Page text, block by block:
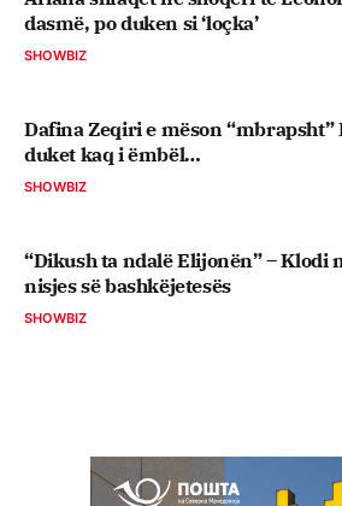
dasmë, po duken si ‘loçka’
SHOWBIZ
Dafina Zeqiri e mëson “mbrapsht”
duket kaq i ëmbël…
SHOWBIZ
“Dikush ta ndalë Elijonën” – Klodi
nisjes së bashkëjetesës
SHOWBIZ